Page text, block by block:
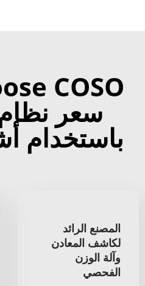
COSO
سعر
باستخدام
المصنع الرائد
لكاشف المعادن
وآلة الوزن
الفحصي